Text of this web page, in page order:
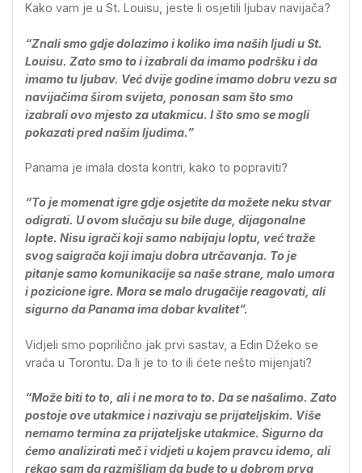
Kako vam je u St. Louisu, jeste li osjetili ljubav navijača?
“Znali smo gdje dolazimo i koliko ima naših ljudi u St.
Louisu. Zato smo to i izabrali da imamo podršku i da
imamo tu ljubav. Već dvije godine imamo dobru vezu sa
navijačima širom svijeta, ponosan sam što smo
izabrali ovo mjesto za utakmicu. I što smo se mogli
pokazati pred našim ljudima.”
Panama je imala dosta kontri, kako to popraviti?
“To je momenat igre gdje osjetite da možete neku stvar
odigrati. U ovom slučaju su bile duge, dijagonalne
lopte. Nisu igrači koji samo nabijaju loptu, već traže
svog saigrača koji imaju dobra utrčavanja. To je
pitanje samo komunikacije sa naše strane, malo umora
i pozicione igre. Mora se malo drugačije reagovati, ali
sigurno da Panama ima dobar kvalitet”.
Vidjeli smo poprilično jak prvi sastav, a Edin Džeko se
vraća u Torontu. Da li je to to ili ćete nešto mijenjati?
“Može biti to to, ali i ne mora to to. Da se našalimo. Zato
postoje ove utakmice i nazivaju se prijateljskim. Više
nemamo termina za prijateljske utakmice. Sigurno da
ćemo analizirati meč i vidjeti u kojem pravcu idemo, ali
rekao sam da razmišljam da bude to u dobrom prva